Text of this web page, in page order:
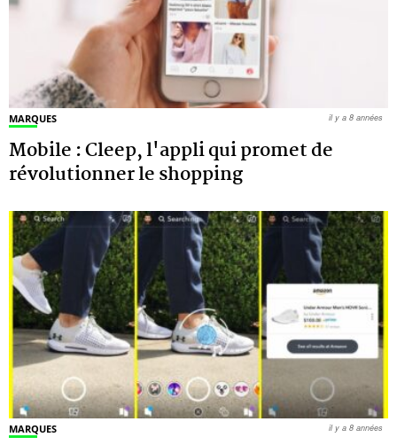
MARQUES
Mobile : Cleep, l'appli qui promet de
révolutionner le shopping
il y a 8 années
MARQUES il y a 8 années